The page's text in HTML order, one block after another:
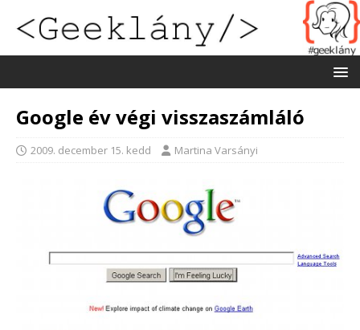
Google év végi visszaszámláló
2009. december 15. kedd Martina Varsányi